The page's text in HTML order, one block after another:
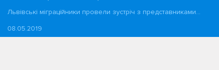
Львівські міграційники провели зустріч з представниками…
08.05.2019